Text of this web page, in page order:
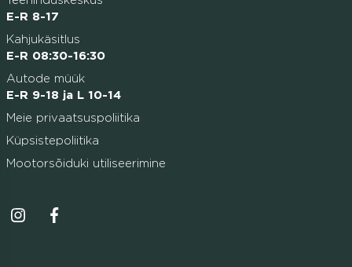
E-R 8-17
Kahjukäsitlus
E-R 08:30-16:30
Autode müük
E-R 9-18 ja L 10-14
Meie privaatsuspoliitika
Küpsistepoliitika
Mootorsõiduki utiliseerimine
Instagrammi ikoon